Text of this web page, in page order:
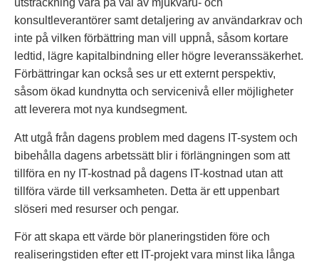
utsträckning vara på val av mjukvaru- och
konsultleverantörer samt detaljering av användarkrav och
inte på vilken förbättring man vill uppnå, såsom kortare
ledtid, lägre kapitalbindning eller högre leveranssäkerhet.
Förbättringar kan också ses ur ett externt perspektiv,
såsom ökad kundnytta och servicenivå eller möjligheter
att leverera mot nya kundsegment.
Att utgå från dagens problem med dagens IT-system och
bibehålla dagens arbetssätt blir i förlängningen som att
tillföra en ny IT-kostnad på dagens IT-kostnad utan att
tillföra värde till verksamheten. Detta är ett uppenbart
slöseri med resurser och pengar.
För att skapa ett värde bör planeringstiden före och
realiseringstiden efter ett IT-projekt vara minst lika långa